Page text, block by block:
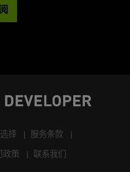
择 服务条款
政策 联系我们